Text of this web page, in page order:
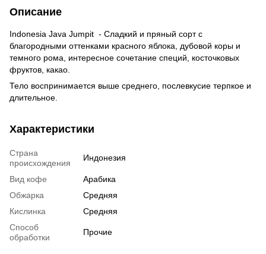
Описание
Indonesia Java Jumpit - Сладкий и пряный сорт с
благородными оттенками красного яблока, дубовой коры и
темного рома, интересное сочетание специй, косточковых
фруктов, какао.
Тело воспринимается выше среднего, послевкусие терпкое и
длительное.
Характеристики
Страна
происхождения
Индонезия
Вид кофе
Арабика
Обжарка
Средняя
Кислинка
Средняя
Способ
обработки
Прочие